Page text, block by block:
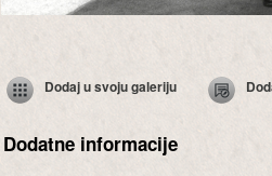
Dodaj u svoju galeriju
Dodatne informacije